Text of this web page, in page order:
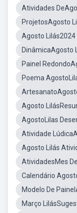
Atividades
ProjetosAgosto
Agosto Lilás2024
DinâmicaAgosto
Painel
Poema
Agosto
AgostoLilas
Atividade
Agosto Lilás
AtividadesMes
Calendário
Modelo De
Março